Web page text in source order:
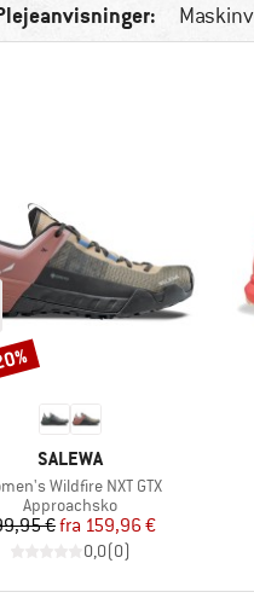
MÆRKE
SALEWA
Wildfire NXT GTX
Produktgruppe
Approachsko
Pris
€ Nedsat pris
fra 159,96 €
0,0(0)